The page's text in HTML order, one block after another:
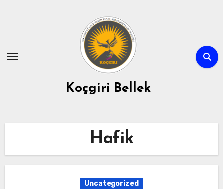
Koçgiri Bellek
Hafik
Uncategorized